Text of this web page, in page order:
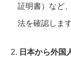
証明書）など
法を確認します
日本から外国